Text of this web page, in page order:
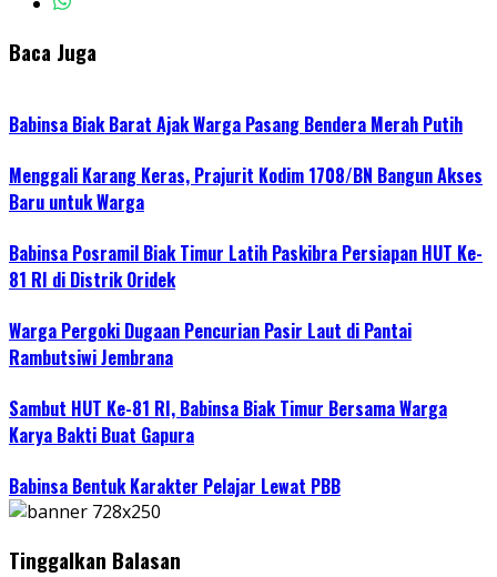
Baca Juga
Babinsa Biak Barat Ajak Warga Pasang Bendera Merah Putih
Menggali Karang Keras, Prajurit Kodim 1708/BN Bangun Akses
Baru untuk Warga
Babinsa Posramil Biak Timur Latih Paskibra Persiapan HUT Ke-
81 RI di Distrik Oridek
Warga Pergoki Dugaan Pencurian Pasir Laut di Pantai
Rambutsiwi Jembrana
Sambut HUT Ke-81 RI, Babinsa Biak Timur Bersama Warga
Karya Bakti Buat Gapura
Babinsa Bentuk Karakter Pelajar Lewat PBB
Tinggalkan Balasan